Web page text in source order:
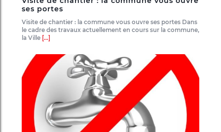
ses portes
Visite de chantier : la commune vous ouvre ses portes Dans
le cadre des travaux actuellement en cours sur la commune,
la Ville [...]